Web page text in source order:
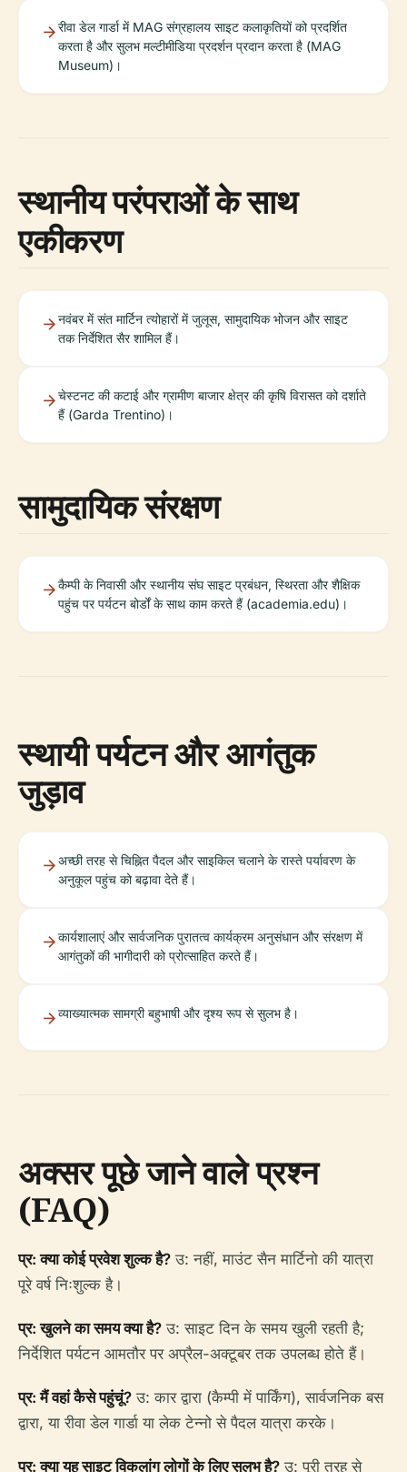
रीवा डेल गार्डा में MAG संग्रहालय साइट कलाकृतियों को प्रदर्शित
करता है और सुलभ मल्टीमीडिया प्रदर्शन प्रदान करता है (MAG
Museum)।
स्थानीय परंपराओं के साथ
एकीकरण
नवंबर में संत मार्टिन त्योहारों में जुलूस, सामुदायिक भोजन और साइट
तक निर्देशित सैर शामिल हैं।
चेस्टनट की कटाई और ग्रामीण बाजार क्षेत्र की कृषि विरासत को दर्शाते
हैं (Garda Trentino)।
सामुदायिक संरक्षण
कैम्पी के निवासी और स्थानीय संघ साइट प्रबंधन, स्थिरता और शैक्षिक
पहुंच पर पर्यटन बोर्डों के साथ काम करते हैं (academia.edu)।
स्थायी पर्यटन और आगंतुक
जुड़ाव
अच्छी तरह से चिह्नित पैदल और साइकिल चलाने के रास्ते पर्यावरण के
अनुकूल पहुंच को बढ़ावा देते हैं।
कार्यशालाएं और सार्वजनिक पुरातत्व कार्यक्रम अनुसंधान और संरक्षण में
आगंतुकों की भागीदारी को प्रोत्साहित करते हैं।
व्याख्यात्मक सामग्री बहुभाषी और दृश्य रूप से सुलभ है।
अक्सर पूछे जाने वाले प्रश्न
(FAQ)
प्र: क्या कोई प्रवेश शुल्क है? उ: नहीं, माउंट सैन मार्टिनो की यात्रा
पूरे वर्ष निःशुल्क है।
प्र: खुलने का समय क्या है? उ: साइट दिन के समय खुली रहती है;
निर्देशित पर्यटन आमतौर पर अप्रैल-अक्टूबर तक उपलब्ध होते हैं।
प्र: मैं वहां कैसे पहुंचूं? उ: कार द्वारा (कैम्पी में पार्किंग), सार्वजनिक बस
द्वारा, या रीवा डेल गार्डा या लेक टेन्नो से पैदल यात्रा करके।
प्र: क्या यह साइट विकलांग लोगों के लिए सुलभ है? उ: पूरी तरह से